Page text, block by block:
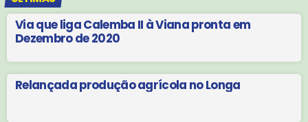
Via que liga Calemba II à Viana pronta em
Dezembro de 2020
Relançada produção agrícola no Longa